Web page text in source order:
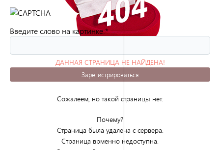
ДАННАЯ СТРАНИЦА НЕ НАЙДЕНА!
(ОШИБКА 404)
Сожалеем, но такой страницы нет.
Почему?
Страница была удалена с сервера.
Страница врменно недоступна.
Введите слово на картинке:*
Зарегистрироваться